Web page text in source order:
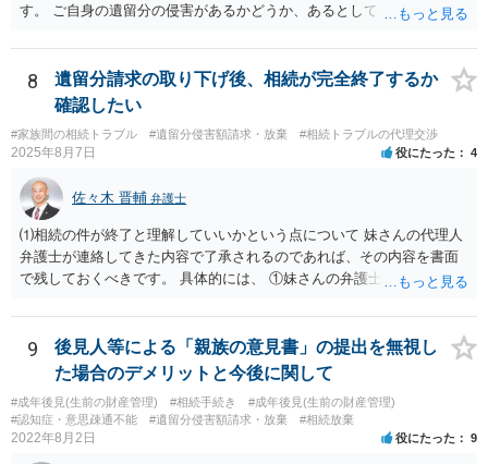
す。 ご自身の遺留分の侵害があるかどうか、あるとしてどの程度の金
相談されるのが良いと思います。
8
遺留分請求の取り下げ後、相続が完全終了するか
確認したい
#家族間の相続トラブル #遺留分侵害額請求・放棄 #相続トラブルの代理交渉
2025年8月7日 役にたった 4
佐々木 晋輔 弁護士
⑴相続の件が終了と理解していいかという点について 妹さんの代理人
弁護士が連絡してきた内容で了承されるのであれば、その内容を書面
で残しておくべきです。 具体的には、 ①妹さんの弁護士に対して、連
の預金を振り込めば終了など）を記載した合意書等の書面を作成して
もらう。 ②相談者様はその書面の内容をしっかり確認する。納得でき
ない部分があれば、説明を求めたり、修正を求める。 なお、相続に
関してお互いに債権債務がないことを確認する旨を記載してもらいま
しょう。その記載があれば、相続の件は終了となります。 ③合意書等
が納得できる内容になれば、お互いに署名捺印する。 という流れで
9
後見人等による「親族の意見書」の提出を無視し
た場合のデメリットと今後に関して
#成年後見(生前の財産管理) #相続手続き
#成年後見(生前の財産管理)
#認知症・意思疎通不能
#遺留分侵害額請求・放棄 #相続放棄
2022年8月2日 役にたった 9